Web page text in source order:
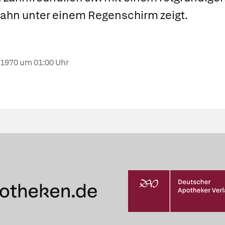
unter einem Regenschirm zeigt.
um 01:00 Uhr